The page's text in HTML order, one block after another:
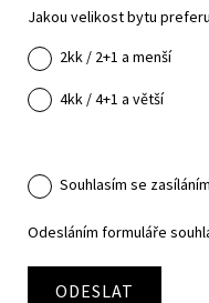
Jakou velikost bytu
2kk / 2+1 a menší
4kk / 4+1 a větší
Souhlasím se
Odesláním formuláře
ODESLAT